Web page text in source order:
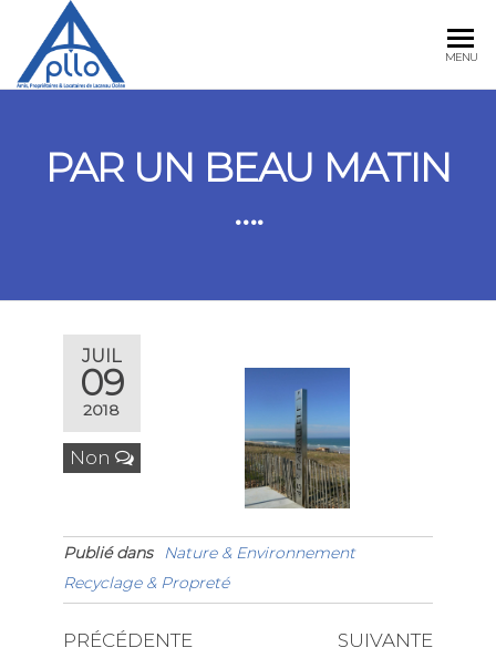
MENU
PAR UN BEAU MATIN
….
JUIL
09
2018
Non
Publié dans
Nature & Environnement
Recyclage & Propreté
PRÉCÉDENTE
SUIVANTE